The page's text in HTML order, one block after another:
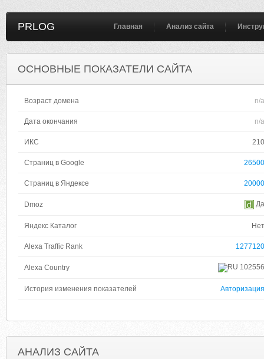
PRLOG Главная Анализ сайта
ОСНОВНЫЕ ПОКАЗАТЕЛИ САЙТА
Возраст домена n/a
Дата окончания n/a
ИКС 210
Страниц в Google 26500
Страниц в Яндексе 20000
Dmoz Да
Яндекс Каталог Нет
Alexa Traffic Rank 1277120
Alexa Country 102556
История изменения показателей Авторизация
АНАЛИЗ САЙТА